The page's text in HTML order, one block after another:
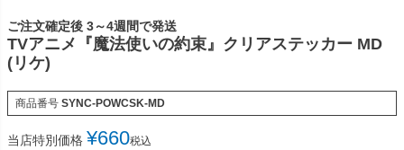
ご注文確定後 3～4週間で発送
TVアニメ『魔法使いの約束』クリアステッカー MD
(リケ)
商品番号 SYNC-POWCSK-MD
当店特別価格 ¥660税込